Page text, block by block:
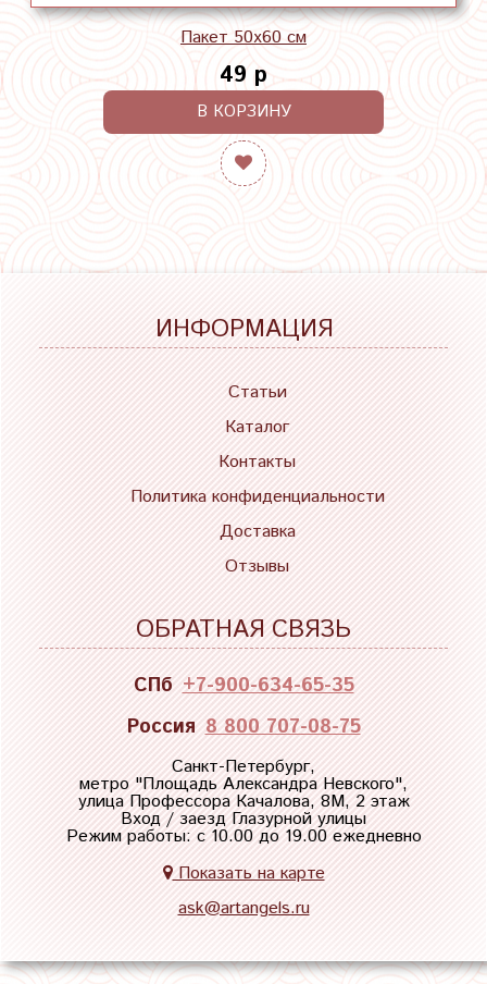
Пакет 50х60 см
49 р
В КОРЗИНУ
ИНФОРМАЦИЯ
Статьи
Каталог
Контакты
Политика конфиденциальности
Доставка
Отзывы
ОБРАТНАЯ СВЯЗЬ
СПб +7-900-634-65-35
Россия 8 800 707-08-75
Санкт-Петербург,
метро "Площадь Александра Невского",
улица Профессора Качалова, 8М, 2 этаж
Вход / заезд Глазурной улицы
Режим работы: с 10.00 до 19.00 ежедневно
Показать на карте
ask@artangels.ru